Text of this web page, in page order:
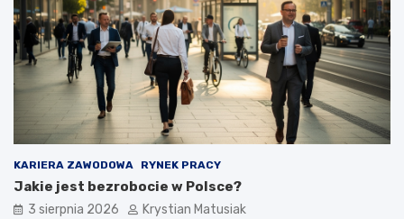
KARIERA ZAWODOWA RYNEK PRACY
Jakie jest bezrobocie w Polsce?
3 sierpnia 2026 Krystian Matusiak